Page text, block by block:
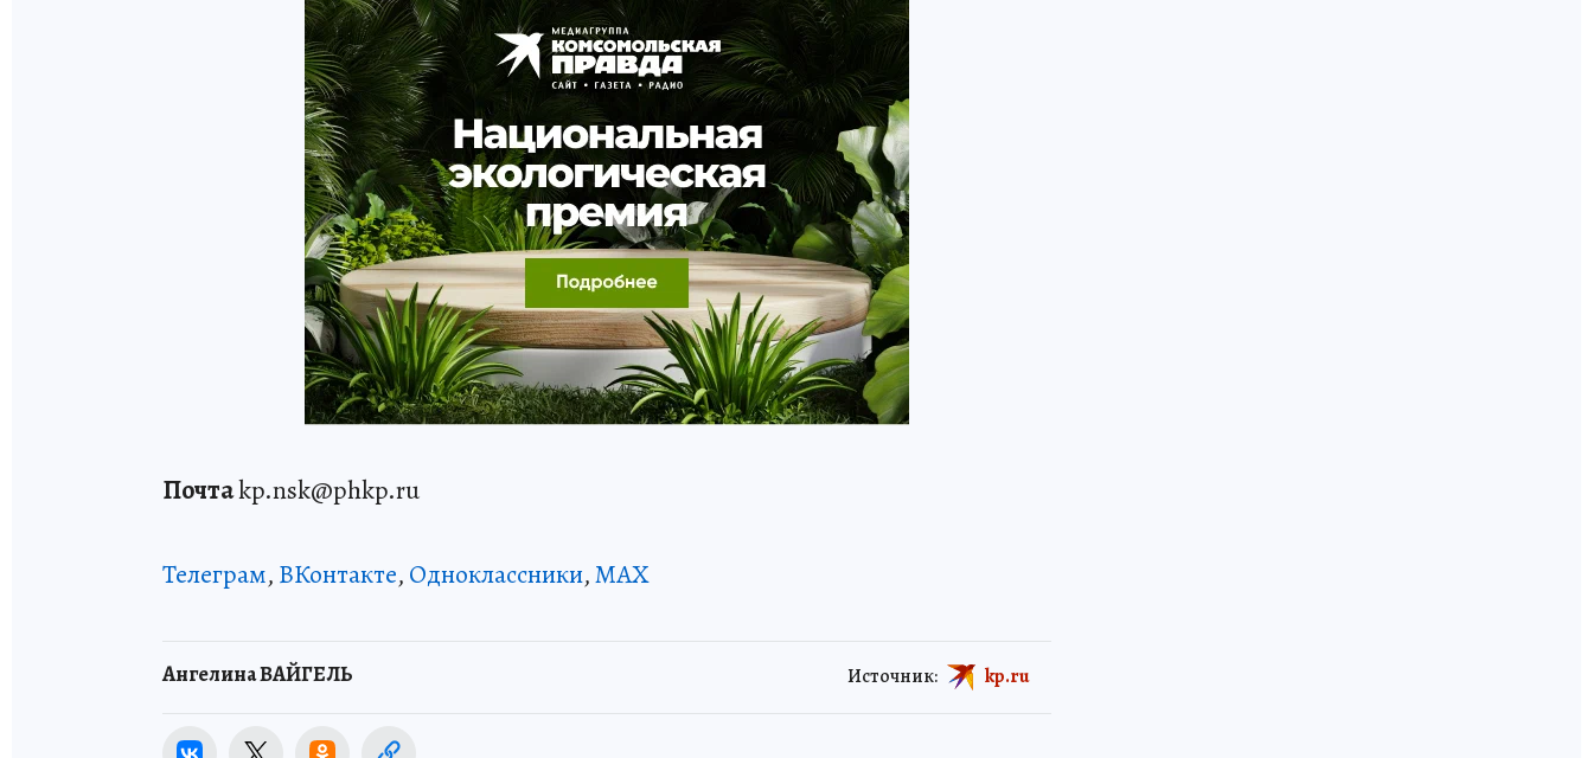
Почтаkp.nsk@phkp.ru
Телеграм, ВКонтакте, Одноклассники,MAX
Ангелина ВАЙГЕЛЬ Источник: kp.ru